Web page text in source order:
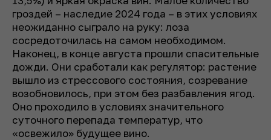
гроздей – наследие 2024 года – в этих условиях
неожиданно сыграло на руку: лоза
сосредоточилась на самом необходимом.
Наконец, в конце августа прошли спасительные
дожди. Они сработали как регулятор: растение
вышло из стрессового состояния, созревание
возобновилось, при этом без разбавления ягод.
Оно проходило в условиях значительного
суточного перепада температур, что
«освежило» будущее вино.